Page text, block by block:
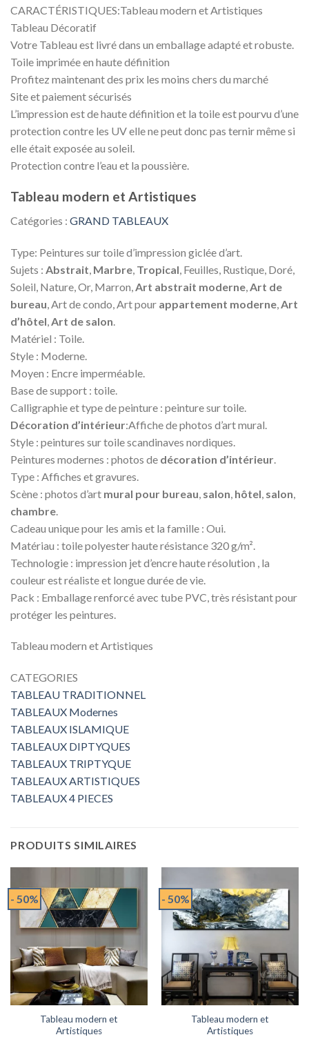
CARACTÉRISTIQUES:Tableau modern et Artistiques
Tableau Décoratif
Votre Tableau est livré dans un emballage adapté et robuste.
Toile imprimée en haute définition
Profitez maintenant des prix les moins chers du marché
Site et paiement sécurisés
L’impression est de haute définition et la toile est pourvu d’une
protection contre les UV elle ne peut donc pas ternir même si
elle était exposée au soleil.
Protection contre l’eau et la poussière.
Tableau modern et Artistiques
Catégories : GRAND TABLEAUX
Type: Peintures sur toile d’impression giclée d’art.
Sujets : Abstrait Marbre Tropical , Feuilles, Rustique, Doré,
Soleil, Nature, Or, Marron, Art abstrait moderne Art de
bureau , Art de condo, Art pour appartement moderne Art
d’hôtel Art de salon
Matériel : Toile.
Style : Moderne.
Moyen : Encre imperméable.
Base de support : toile.
Calligraphie et type de peinture : peinture sur toile.
Décoration d’intérieur:Affiche de photos d’art mural.
Style : peintures sur toile scandinaves nordiques.
Peintures modernes : photos de décoration d’intérieur
Type : Affiches et gravures.
Scène : photos d’art mural pour bureau salon hôtel salon
chambre
Cadeau unique pour les amis et la famille : Oui.
Matériau : toile polyester haute résistance 320 g/m².
Technologie : impression jet d’encre haute résolution , la
couleur est réaliste et longue durée de vie.
Pack : Emballage renforcé avec tube PVC, très résistant pour
protéger les peintures.
Tableau modern et Artistiques
CATEGORIES
TABLEAU TRADITIONNEL
TABLEAUX Modernes
TABLEAUX ISLAMIQUE
TABLEAUX DIPTYQUES
TABLEAUX TRIPTYQUE
TABLEAUX ARTISTIQUES
TABLEAUX 4 PIECES
PRODUITS SIMILAIRES
- 50%
Tableau modern et
Artistiques
- 50%
Tableau modern et
Artistiques